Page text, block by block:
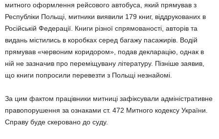
митного оформлення рейсового автобуса, який прямував з
Республіки Польщі, митники виявили 179 книг, віддрукованих в
Російській Федерації. Книги різної спрямованості, авторів та
видань містились в коробках серед багажу пасажирів. Водій
прямував «червоним коридором», подав декларацію, однак в
ній не зазначив про переміщувану літературу. Пізніше заявив,
що книги попросили перевезти з Польщі незнайомі.
За цим фактом працівники митниці зафіксували адміністративне
правопорушення за ознаками ст. 472 Митного кодексу України.
Справу буде скеровано до суду.